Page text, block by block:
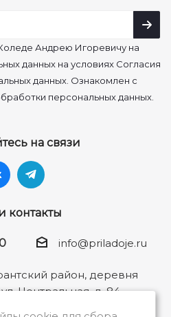
Андрею Игоревичу на
данных на условиях Согласия
данных. Ознакомлен с
персональных данных.
на связи
контакты
info@priladoje.ru
район, деревня
ул. Центральная, д. 84